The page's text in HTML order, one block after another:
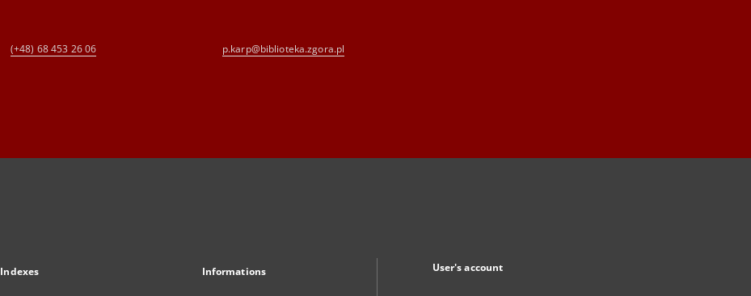
(+48) 68 453 26 06 p.karp@biblioteka.zgora.pl
Indexes Informations User's account